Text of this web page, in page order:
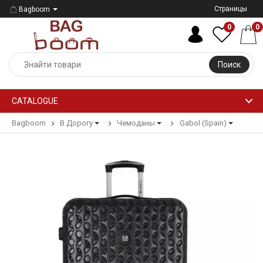
Bagboom Страницы
Поиск
0 0
CATALOGUE
Bagboom В Дорогу Чемоданы Gabol (Spain)